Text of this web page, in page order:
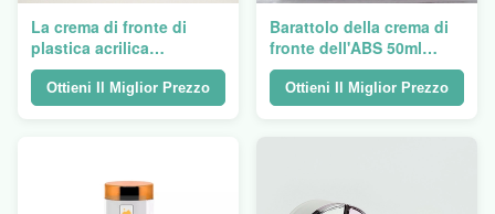
La crema di fronte di
plastica acrilica
riciclabile 50ml stona la
stampa dello schermo
Ottieni Il Miglior Prezzo
Barattolo della crema di
fronte dell'ABS 50ml
dell'ANIMALE
DOMESTICO di PS di
forma rotonda con il
Ottieni Il Miglior Prezzo